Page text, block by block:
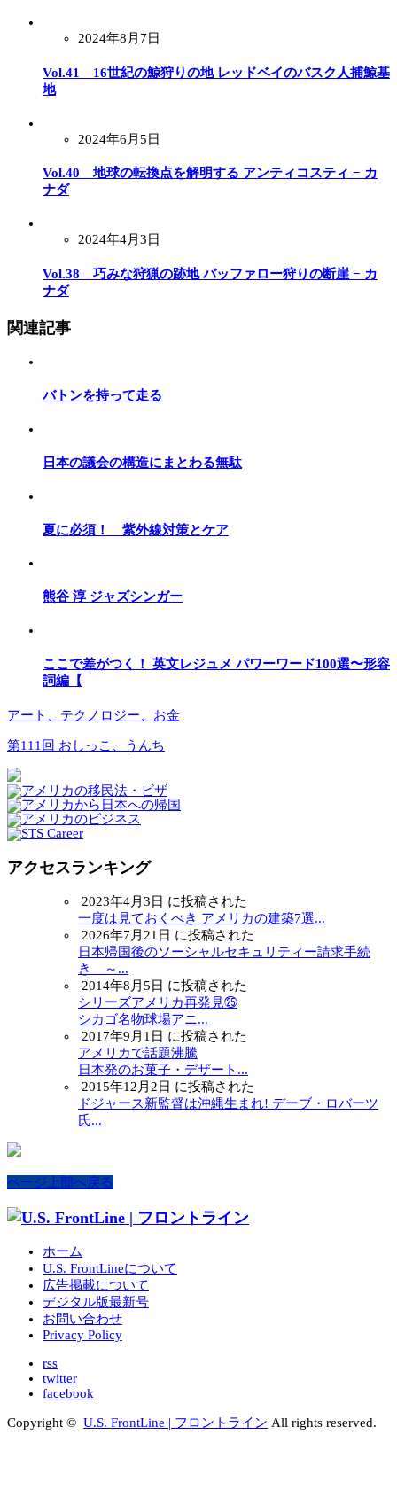
2024年8月7日
Vol.41 16世紀の鯨狩りの地 レッドベイのバスク人捕鯨基
地
2024年6月5日
Vol.40 地球の転換点を解明する アンティコスティ − カ
ナダ
2024年4月3日
Vol.38 巧みな狩猟の跡地 バッファロー狩りの断崖 − カ
ナダ
関連記事
バトンを持って走る
日本の議会の構造にまとわる無駄
夏に必須！ 紫外線対策とケア
熊谷 淳 ジャズシンガー
ここで差がつく！ 英文レジュメ パワーワード100選〜形容
詞編【
アート、テクノロジー、お金
第111回 おしっこ、うんち
アクセスランキング
2023年4月3日 に投稿された
一度は見ておくべき アメリカの建築7選...
2026年7月21日 に投稿された
日本帰国後のソーシャルセキュリティー請求手続
き ～...
2014年8月5日 に投稿された
シリーズアメリカ再発見㉕
シカゴ名物球場アニ...
2017年9月1日 に投稿された
アメリカで話題沸騰
日本発のお菓子・デザート...
2015年12月2日 に投稿された
ドジャース新監督は沖縄生まれ! デーブ・ロバーツ
氏...
ページ上部へ戻る
ホーム
U.S. FrontLineについて
広告掲載について
デジタル版最新号
お問い合わせ
Privacy Policy
rss
twitter
facebook
Copyright © U.S. FrontLine | フロントライン All rights reserved.